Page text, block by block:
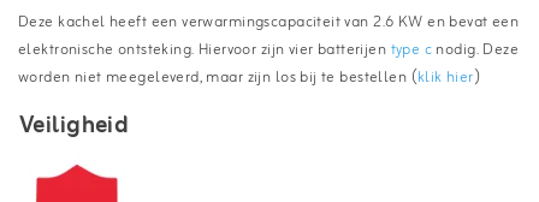
Deze kachel heeft een verwarmingscapaciteit van 2.6 KW en bevat een
elektronische ontsteking. Hiervoor zijn vier batterijentype cnodig. Deze
worden niet meegeleverd, maar zijn los bij te bestellen (klik hier)
Veiligheid